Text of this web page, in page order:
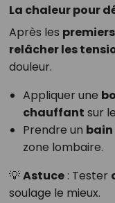
La chaleur pour
Après les
relâcher les
douleur.
Appliquer une
chauffant sur
Prendre un
zone lombaire.
💡Astuce: Tester
soulage le mieux.